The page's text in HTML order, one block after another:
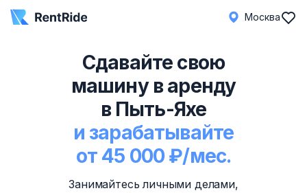
Москва
Сдавайте свою
машину в аренду
в Пыть-Яхе
и зарабатывайте
от 45 000 ₽/мес.
Занимайтесь личными делами,